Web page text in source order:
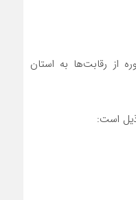
از رقابت‌ها به استان
است: